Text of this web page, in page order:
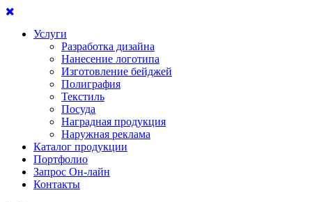
Услуги
Разработка дизайна
Нанесение логотипа
Изготовление бейджей
Полиграфия
Текстиль
Посуда
Наградная продукция
Наружная реклама
Каталог продукции
Портфолио
Запрос Он-лайн
Контакты